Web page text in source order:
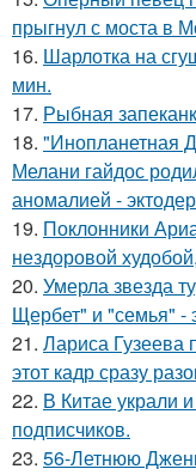
прыгнул с моста в
16. Шарлотка на
мин.
17. Рыбная
18. "Инопланетная
Мелани гайдос
аномалией -
19. Поклонники
нездоровой
20. Умерла звезда
Щербет" и "семья" -
21. Лариса Гузеева
этот кадр сразу
22. В Китае украли
подписчиков.
23. 56-Летнюю